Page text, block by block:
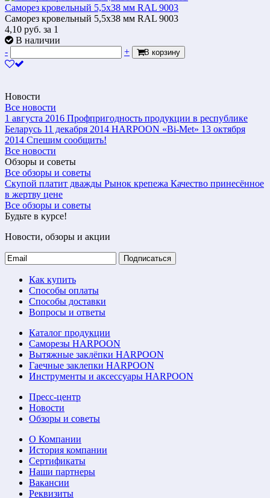
Саморез кровельный 5,5х38 мм RAL 9003
Саморез кровельный 5,5х38 мм RAL 9003
4,10 руб. за 1
В наличии
-
+ В корзину
Новости
Все новости
1 августа 2016 Профпригодность продукции в республике
Беларусь 11 декабря 2014 HARPOON «Bi-Met» 13 октября
2014 Спешим сообщить!
Все новости
Обзоры и советы
Все обзоры и советы
Скупой платит дважды Рынок крепежа Качество принесённое
в жертву цене
Все обзоры и советы
Будьте в курсе!
Новости, обзоры и акции
Подписаться
Как купить
Способы оплаты
Способы доставки
Вопросы и ответы
Каталог продукции
Саморезы HARPOON
Вытяжные заклёпки HARPOON
Гаечные заклепки HARPOON
Инструменты и аксессуары HARPOON
Пресс-центр
Новости
Обзоры и советы
О Компании
История компании
Сертификаты
Наши партнеры
Вакансии
Реквизиты